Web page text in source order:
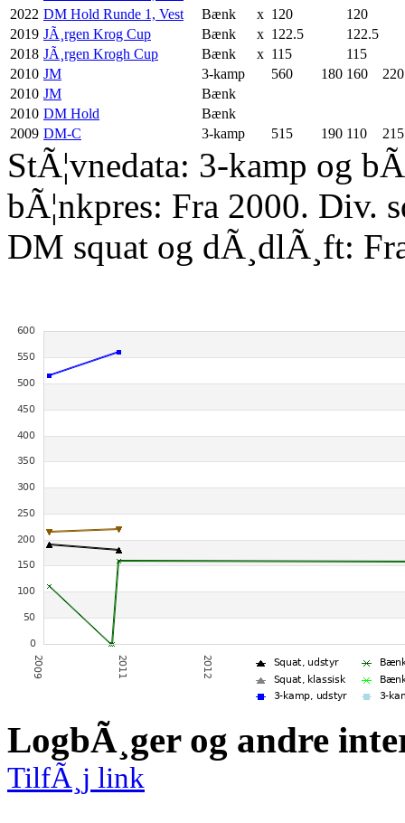
2022 DM Hold Runde 1, Vest Bænk x 120
120
2019 JÃ¸rgen Krog Cup Bænk x 122.5
122.5
2018 JÃ¸rgen Krogh Cup Bænk x 115
115
2010 JM 3-kamp 560 180 160
220
2010 JM
Bænk
2010 DM Hold
Bænk
2009 DM-C 3-kamp 515 190 110 215
StÃ¦vnedata: 3-kamp og
bÃ¦nkpres: Fra 2000. Div.
DM squat og dÃ¸dlÃ¸ft:
LogbÃ¸ger og andre
TilfÃ¸j link